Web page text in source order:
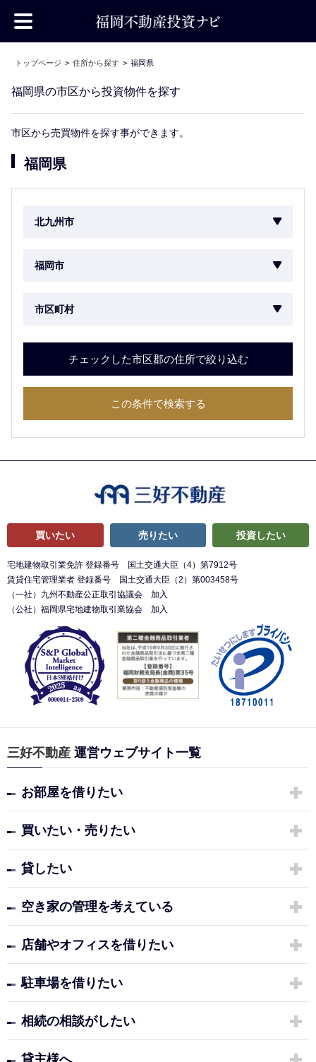
トップページ 住所から探す 福岡県
福岡県の市区から投資物件を探す
市区から売買物件を探す事ができます。
福岡県
北九州市
福岡市
市区町村
チェックした市区郡の住所で絞り込む
この条件で検索する
買いたい 売りたい 投資したい
宅地建物取引業免許 登録番号 国土交通大臣（4）第7912号
賃貸住宅管理業者 登録番号 国土交通大臣（2）第003458号
（一社）九州不動産公正取引協議会 加入
（公社）福岡県宅地建物取引業協会 加入
三好不動産 運営ウェブサイト一覧
お部屋を借りたい
買いたい・売りたい
貸したい
空き家の管理を考えている
店舗やオフィスを借りたい
駐車場を借りたい
相続の相談がしたい